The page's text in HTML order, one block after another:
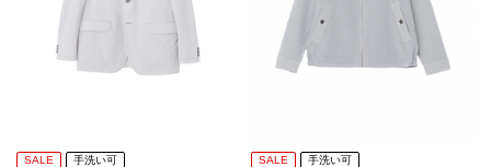
SALE 手洗い可 SALE 手洗い可